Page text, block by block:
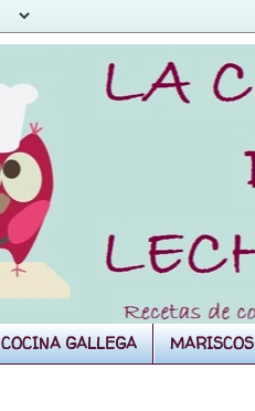
COCINA GALLEGA MARISCOS